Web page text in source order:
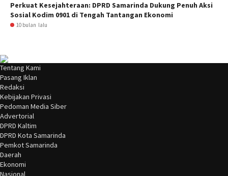
Perkuat Kesejahteraan: DPRD Samarinda Dukung Penuh Aksi
Sosial Kodim 0901 di Tengah Tantangan Ekonomi
10 bulan lalu
Tentang Kami
Pasang Iklan
Redaksi
Kebijakan Privasi
Pedoman Media Siber
Advertorial
DPRD Kaltim
DPRD Kota Samarinda
Pemkot Samarinda
Daerah
Ekonomi
Nasional